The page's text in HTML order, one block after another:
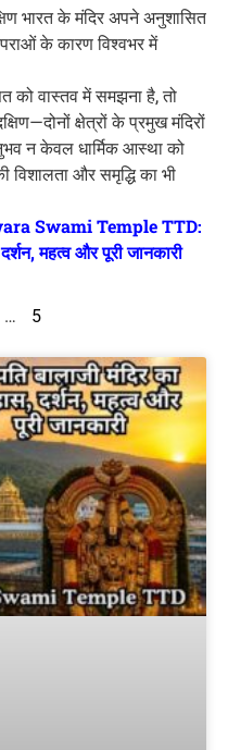
भारत के मंदिर अपने अनुशासित
के कारण विश्वभर में
को वास्तव में समझना है, तो
क्षेत्रों के प्रमुख मंदिरों
न केवल धार्मिक आस्था को
विशालता और समृद्धि का भी
Swami Temple TTD:
महत्व और पूरी जानकारी
… 5